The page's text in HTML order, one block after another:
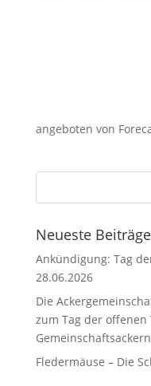
angeboten von
Neueste Beiträge
Ankündigung: Tag
28.06.2026
Die
zum Tag der
Fledermäuse – Die